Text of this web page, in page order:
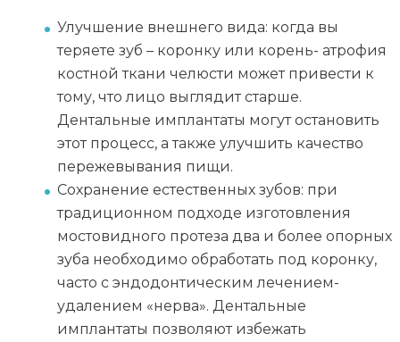
Улучшение внешнего вида: когда вы
теряете зуб – коронку или корень- атрофия
костной ткани челюсти может привести к
тому, что лицо выглядит старше.
Дентальные имплантаты могут остановить
этот процесс, а также улучшить качество
пережевывания пищи.
Сохранение естественных зубов: при
традиционном подходе изготовления
мостовидного протеза два и более опорных
зуба необходимо обработать под коронку,
часто с эндодонтическим лечением-
удалением «нерва». Дентальные
имплантаты позволяют избежать